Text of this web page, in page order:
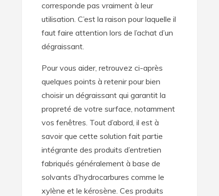
corresponde pas vraiment à leur
utilisation. C’est la raison pour laquelle il
faut faire attention lors de l’achat d’un
dégraissant.
Pour vous aider, retrouvez ci-après
quelques points à retenir pour bien
choisir un dégraissant qui garantit la
propreté de votre surface, notamment
vos fenêtres. Tout d’abord, il est à
savoir que cette solution fait partie
intégrante des produits d’entretien
fabriqués généralement à base de
solvants d’hydrocarbures comme le
xylène et le kérosène. Ces produits